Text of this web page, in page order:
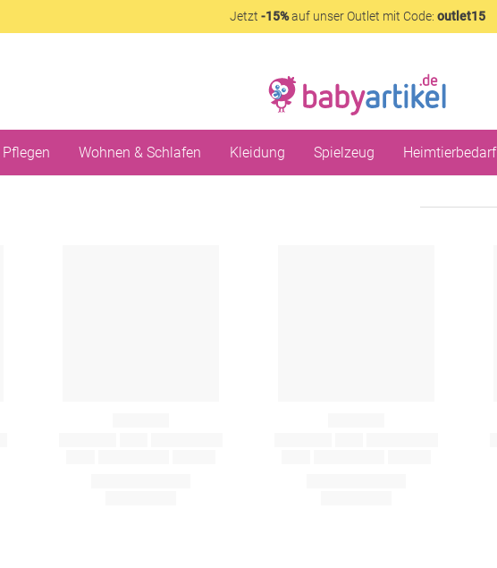
Jetzt -15%auf unser Outlet mit Code: outlet15
Pflegen Wohnen & Schlafen Kleidung Spielzeug Heimtierbedarf